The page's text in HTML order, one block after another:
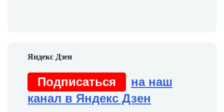
Подписаться
на наш
канал в Яндекс Дзен